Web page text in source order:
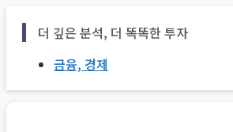
더 깊은 분석, 더 똑똑한 투자
금융, 경제